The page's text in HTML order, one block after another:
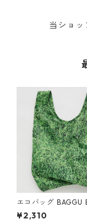
当ショッ
エコバッグ BAGGU
ビーバグゥ バグー
¥2,310